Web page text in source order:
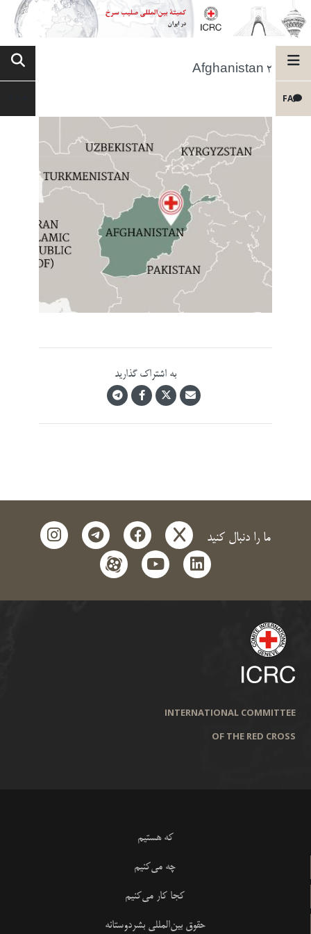
FA
Afghanistan 2
به اشتراک گذارید
ما را دنبال کنید x
facebook
telegram
instagram
linkedin
youtube
aparat
INTERNATIONAL COMMITTEE
OF THE RED CROSS
که هستیم
چه می‌کنیم
کجا کار می‌کنیم
حقوق بین‌المللی بشردوستانه